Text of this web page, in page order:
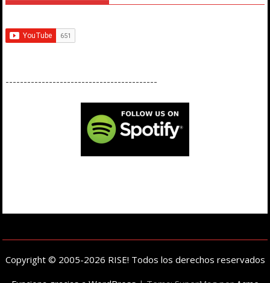
------------------------------------------
Copyright © 2005-2026 RISE! Todos los derechos reservados